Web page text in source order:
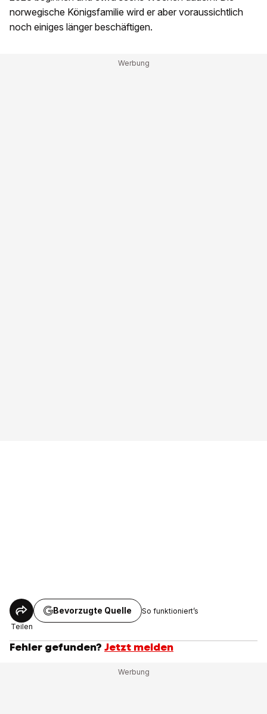
norwegische Königsfamilie wird er aber voraussichtlich
noch einiges länger beschäftigen.
Teilen
Bevorzugte Quelle So funktioniert’s
Fehler gefunden? Jetzt melden